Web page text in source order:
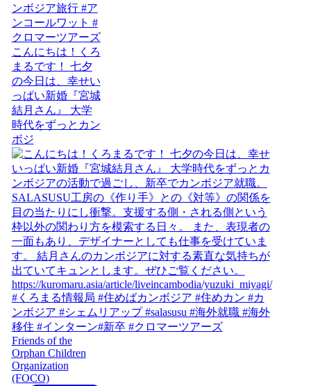
こんにちは！くろ
まるです！ 七夕
の今日は、幸せい
っぱい新婚『宮城
結月さん』 大学
時代をずっとカン
ボジ
Friends of the
Orphan Children
Organization
(FOCO)